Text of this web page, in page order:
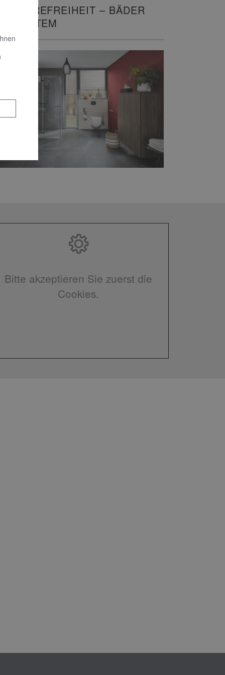
BARRIEREFREIHEIT – BÄDER
MIT SYSTEM
Bitte akzeptieren Sie zuerst die
Cookies.